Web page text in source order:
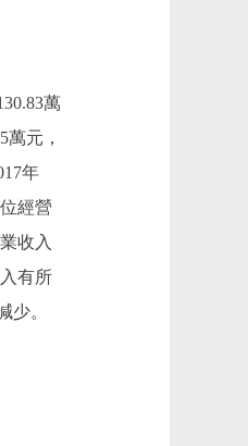
萬
元，
年
經營
收入
有所
少。